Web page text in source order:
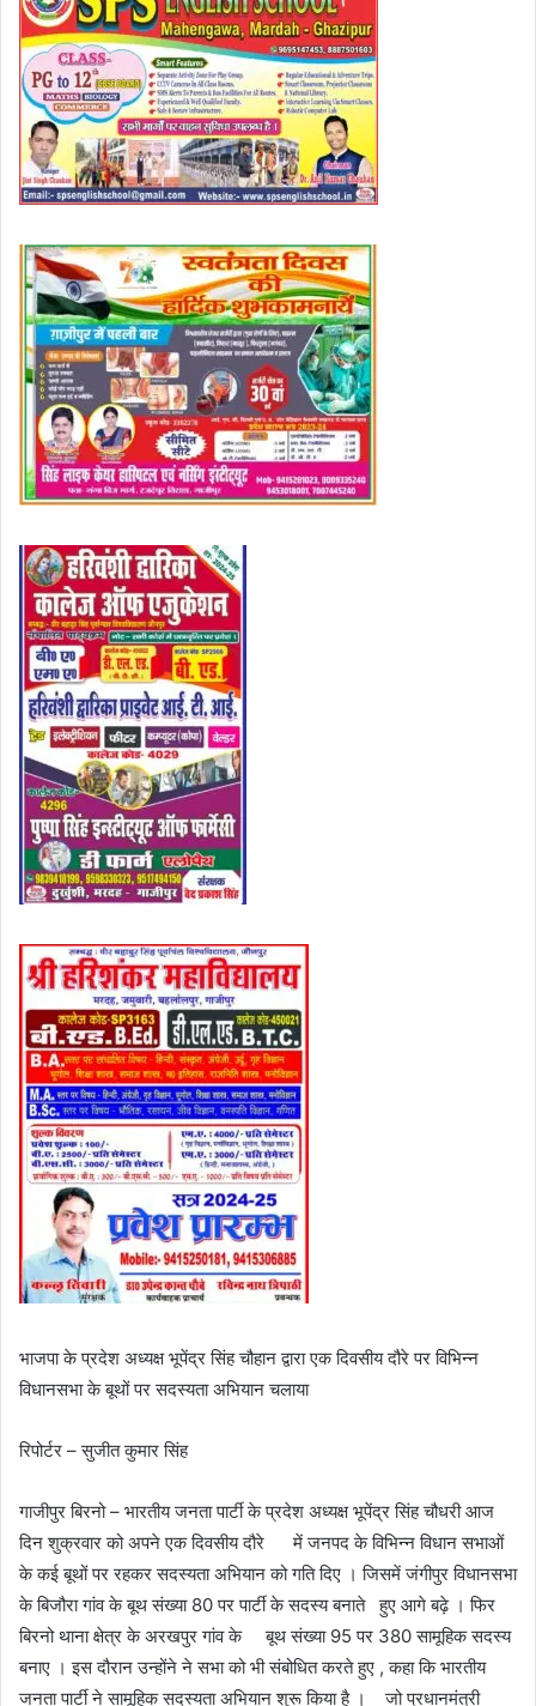
भाजपा के प्रदेश अध्यक्ष भूपेंद्र सिंह चौहान द्वारा एक दिवसीय दौरे पर विभिन्न
विधानसभा के बूथों पर सदस्यता अभियान चलाया
रिपोर्टर – सुजीत कुमार सिंह
गाजीपुर बिरनो – भारतीय जनता पार्टी के प्रदेश अध्यक्ष भूपेंद्र सिंह चौधरी आज
दिन शुक्रवार को अपने एक दिवसीय दौरे में जनपद के विभिन्न विधान सभाओं
के कई बूथों पर रहकर सदस्यता अभियान को गति दिए । जिसमें जंगीपुर विधानसभा
के बिजौरा गांव के बूथ संख्या 80 पर पार्टी के सदस्य बनाते हुए आगे बढ़े । फिर
बिरनो थाना क्षेत्र के अरखपुर गांव के बूथ संख्या 95 पर 380 सामूहिक सदस्य
बनाए । इस दौरान उन्होंने ने सभा को भी संबोधित करते हुए , कहा कि भारतीय
जनता पार्टी ने सामूहिक सदस्यता अभियान शुरू किया है । जो प्रधानमंत्री